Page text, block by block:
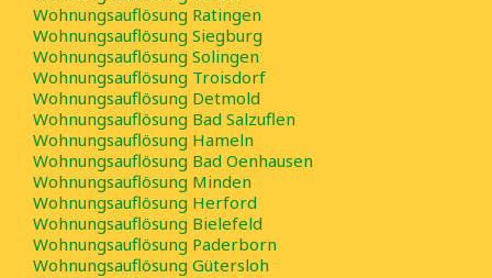
Wohnungsauflösung Ratingen
Wohnungsauflösung Siegburg
Wohnungsauflösung Solingen
Wohnungsauflösung Troisdorf
Wohnungsauflösung Detmold
Wohnungsauflösung Bad Salzuflen
Wohnungsauflösung Hameln
Wohnungsauflösung Bad Oenhausen
Wohnungsauflösung Minden
Wohnungsauflösung Herford
Wohnungsauflösung Bielefeld
Wohnungsauflösung Paderborn
Wohnungsauflösung Gütersloh